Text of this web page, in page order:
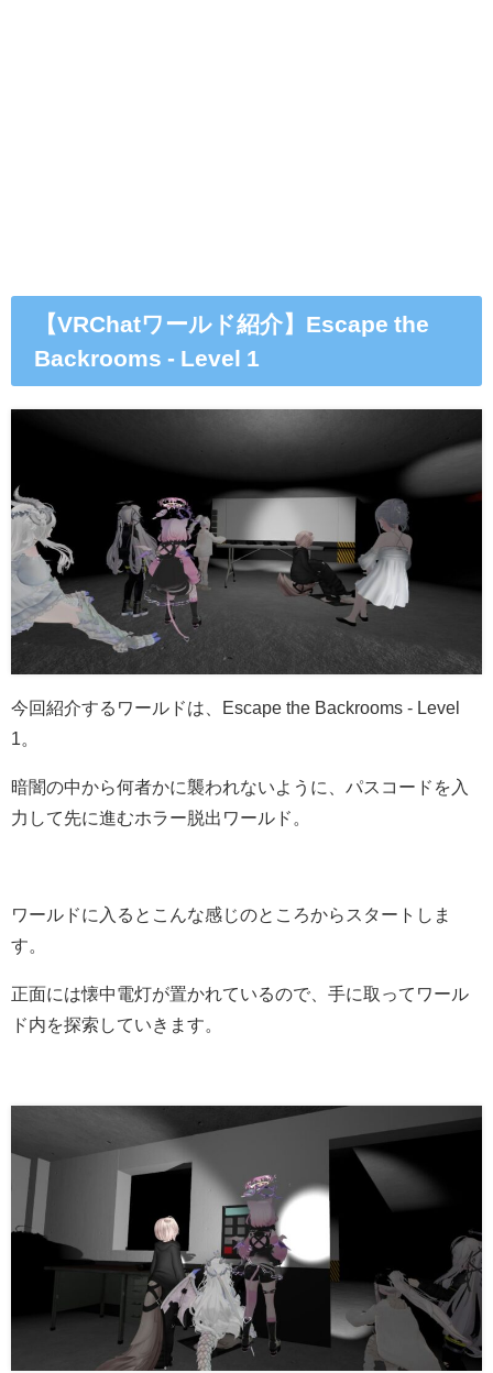
【VRChatワールド紹介】Escape the
Backrooms - Level 1
今回紹介するワールドは、Escape the Backrooms - Level
1。
暗闇の中から何者かに襲われないように、パスコードを入
力して先に進むホラー脱出ワールド。
ワールドに入るとこんな感じのところからスタートしま
す。
正面には懐中電灯が置かれているので、手に取ってワール
ド内を探索していきます。